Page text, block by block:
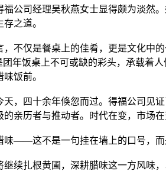
福公司经理吴秋燕女士显得颇为淡然
之道。
，不仅是餐桌上的佳肴，更是文化中
团年饭桌上不可或缺的彩头，承载着
饭前。
天，四十余年倏忽而过。得福公司见
的亲历者与推动者。时代在变，市场
味——这不是一句挂在墙上的口号，而
继续扎根黄圃，深耕腊味这一方风味